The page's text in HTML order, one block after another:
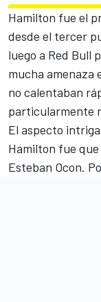
Hamilton fue el
desde el tercer
luego a Red Bull
mucha amenaza
no calentaban
particularmente
El aspecto
Hamilton fue
Esteban Ocon.